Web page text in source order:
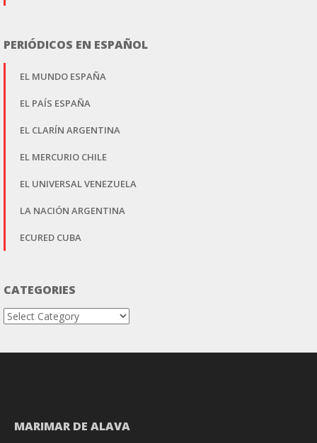
PERIÓDICOS EN ESPAÑOL
EL MUNDO ESPAÑA
EL PAÍS ESPAÑA
EL CLARÍN ARGENTINA
EL MERCURIO CHILE
EL UNIVERSAL VENEZUELA
LA NACIÓN ARGENTINA
ECURED CUBA
CATEGORIES
Categories
MARIMAR DE ALAVA